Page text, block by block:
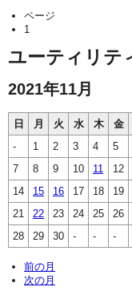
ページ
1
ユーティリテ
2021年11月
日 月 火 水 木 金
-
1 2 3 4 5
7
8 9 10 11 12
14
15 16 17 18 19
21
22 23 24 25 26
28
29 30 - - -
前の月
次の月